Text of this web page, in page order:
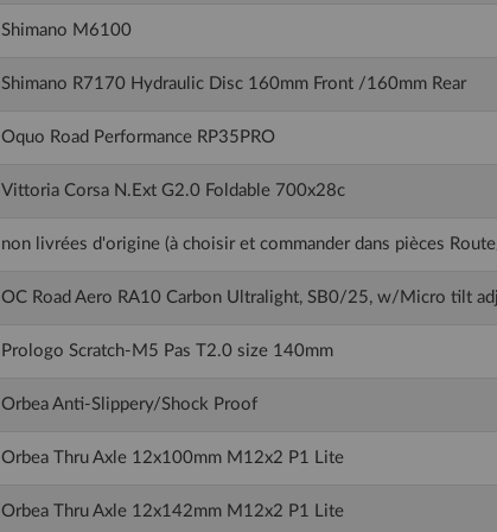
Shimano M6100
Shimano R7170 Hydraulic Disc 160mm Front /160mm Rear
Oquo Road Performance RP35PRO
Vittoria Corsa N.Ext G2.0 Foldable 700x28c
non livrées d'origine (à choisir et commander dans pièces
OC Road Aero RA10 Carbon Ultralight, SB0/25, w/Micro tilt
Prologo Scratch-M5 Pas T2.0 size 140mm
Orbea Anti-Slippery/Shock Proof
Orbea Thru Axle 12x100mm M12x2 P1 Lite
Orbea Thru Axle 12x142mm M12x2 P1 Lite